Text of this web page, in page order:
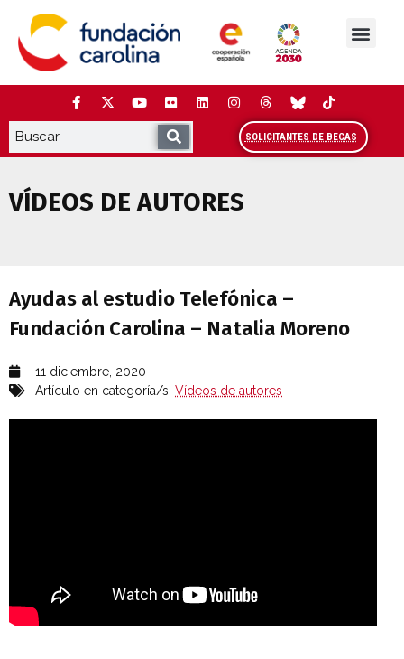
contenido
SOLICITANTES DE BECAS
VÍDEOS DE AUTORES
Ayudas al estudio Telefónica –
Fundación Carolina – Natalia Moreno
11 diciembre, 2020
Artículo en categoría/s: Vídeos de autores